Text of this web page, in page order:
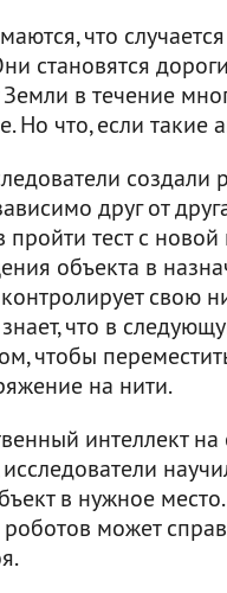
что
становятся
в течение
Но что, если
создали
друг от
пройти тест с
объекта в
свою
что в
чтобы
на нити.
интеллект
в нужное
может